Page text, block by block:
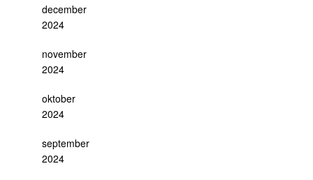
december
2024
november
2024
oktober
2024
september
2024